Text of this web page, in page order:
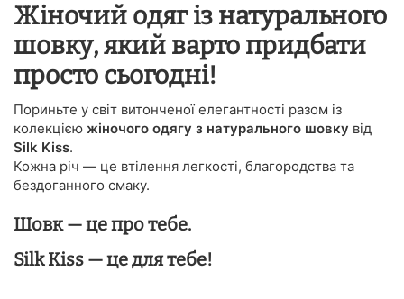
Жіночий одяг із натурального
шовку, який варто придбати
просто сьогодні!
Пориньте у світ витонченої елегантності разом із
колекцією жіночого одягу з натурального шовку від
Silk Kiss.
Кожна річ — це втілення легкості, благородства та
бездоганного смаку.
Шовк — це про тебе.
Silk Kiss — це для тебе!